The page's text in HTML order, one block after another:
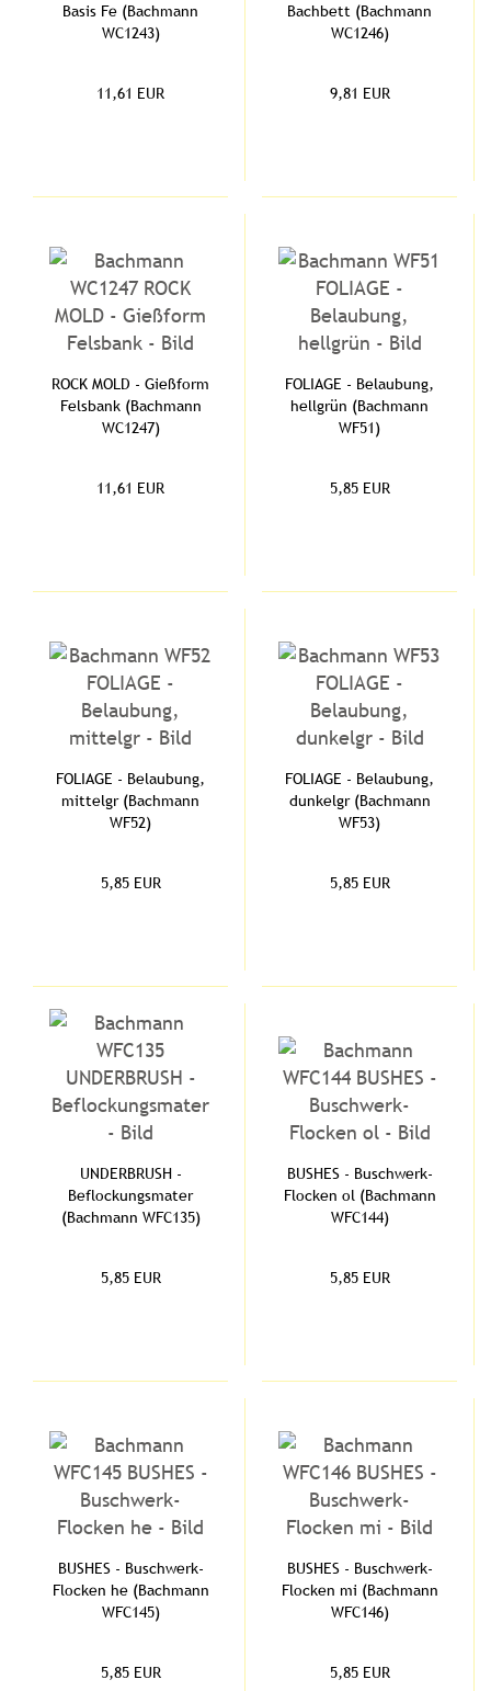
Basis Fe (Bachmann
WC1243)
11,61 EUR
Bachbett (Bachmann
WC1246)
9,81 EUR
ROCK MOLD - Gießform
Felsbank (Bachmann
WC1247)
11,61 EUR
FOLIAGE - Belaubung,
hellgrün (Bachmann
WF51)
5,85 EUR
FOLIAGE - Belaubung,
mittelgr (Bachmann
WF52)
5,85 EUR
FOLIAGE - Belaubung,
dunkelgr (Bachmann
WF53)
5,85 EUR
UNDERBRUSH -
Beflockungsmater
(Bachmann WFC135)
5,85 EUR
BUSHES - Buschwerk-
Flocken ol (Bachmann
WFC144)
5,85 EUR
BUSHES - Buschwerk-
Flocken he (Bachmann
WFC145)
5,85 EUR
BUSHES - Buschwerk-
Flocken mi (Bachmann
WFC146)
5,85 EUR